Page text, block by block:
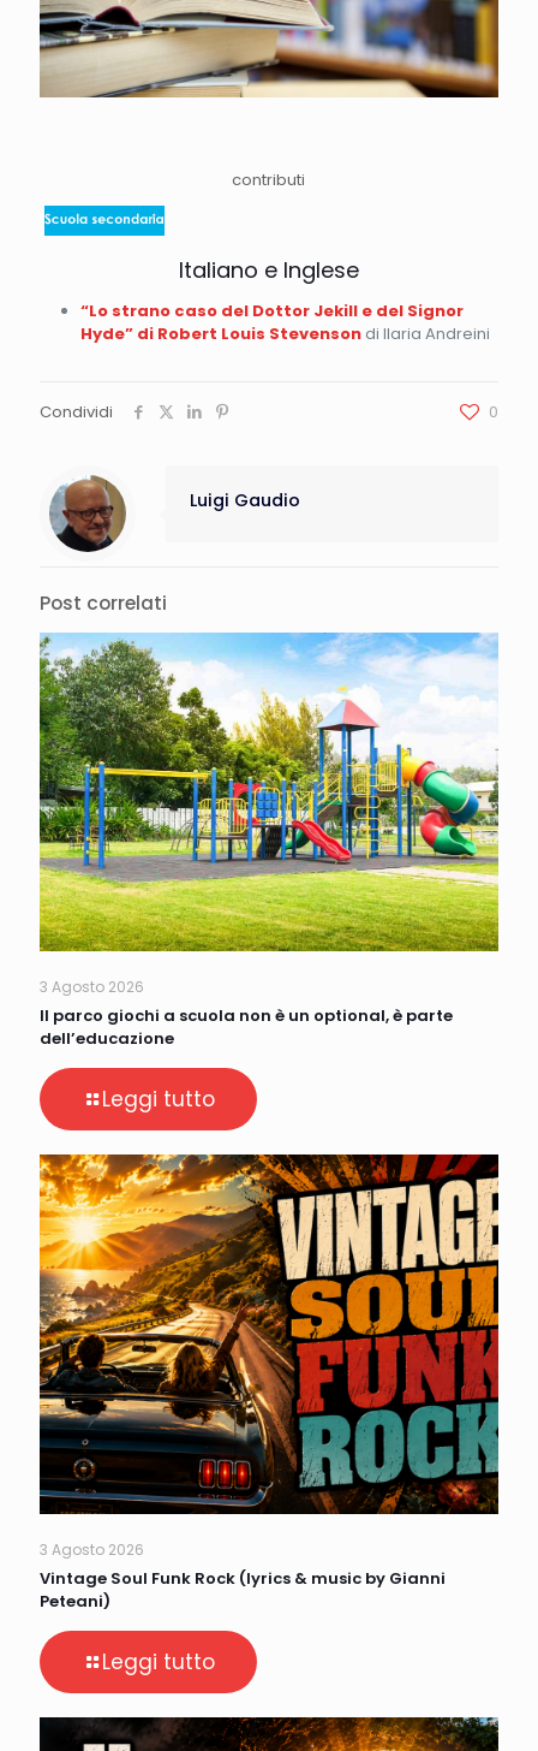
contributi
Italiano e Inglese
“Lo strano caso del Dottor Jekill e del Signor
Hyde” di Robert Louis Stevensondi Ilaria Andreini
Condividi 0
Luigi Gaudio
Post correlati
3 Agosto 2026
Il parco giochi a scuola non è un optional, è parte
dell’educazione
Leggi tutto
3 Agosto 2026
Vintage Soul Funk Rock (lyrics & music by Gianni
Peteani)
Leggi tutto